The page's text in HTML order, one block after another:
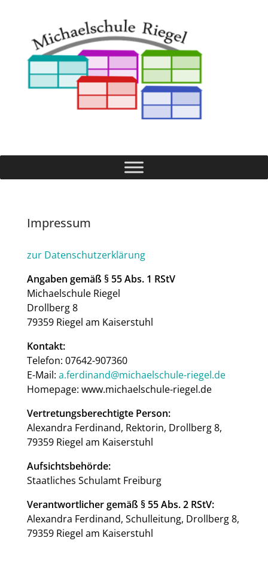
Impressum
zur Datenschutzerklärung
Angaben gemäß § 55 Abs. 1 RStV
Michaelschule Riegel
Drollberg 8
79359 Riegel am Kaiserstuhl
Kontakt:
Telefon: 07642-907360
E-Mail: a.ferdinand@michaelschule-riegel.de
Homepage: www.michaelschule-riegel.de
Vertretungsberechtigte Person:
Alexandra Ferdinand, Rektorin, Drollberg 8,
79359 Riegel am Kaiserstuhl
Aufsichtsbehörde:
Staatliches Schulamt Freiburg
Verantwortlicher gemäß § 55 Abs. 2 RStV:
Alexandra Ferdinand, Schulleitung, Drollberg 8,
79359 Riegel am Kaiserstuhl